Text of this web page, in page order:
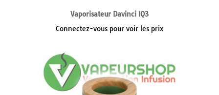
Vaporisateur Davinci IQ3
Connectez-vous pour voir les prix